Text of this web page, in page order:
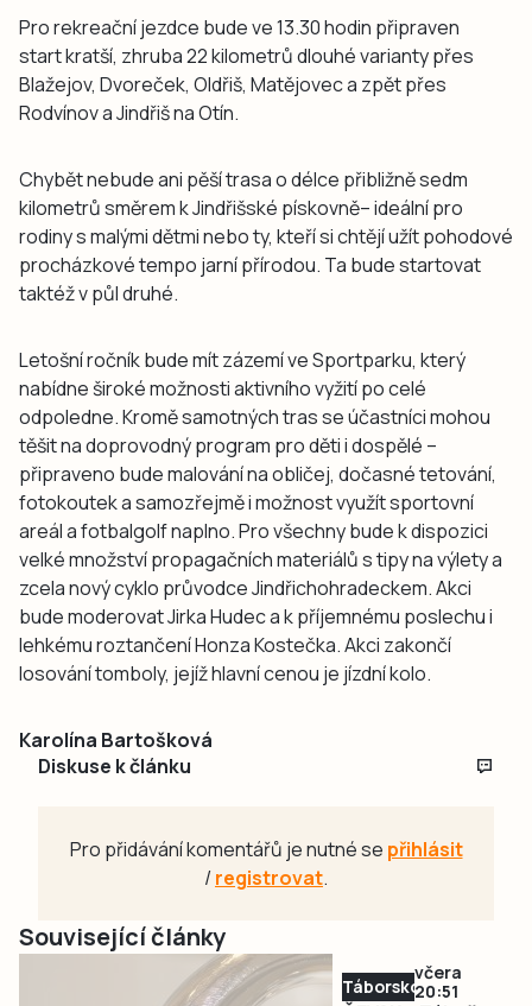
Pro rekreační jezdce bude ve 13.30 hodin připraven
start kratší, zhruba 22 kilometrů dlouhé varianty přes
Blažejov, Dvoreček, Oldřiš, Matějovec a zpět přes
Rodvínov a Jindřiš na Otín.
Chybět nebude ani pěší trasa o délce přibližně sedm
kilometrů směrem k Jindřišské pískovně– ideální pro
rodiny s malými dětmi nebo ty, kteří si chtějí užít pohodové
procházkové tempo jarní přírodou. Ta bude startovat
taktéž v půl druhé.
Letošní ročník bude mít zázemí ve Sportparku, který
nabídne široké možnosti aktivního vyžití po celé
odpoledne. Kromě samotných tras se účastníci mohou
těšit na doprovodný program pro děti i dospělé –
připraveno bude malování na obličej, dočasné tetování,
fotokoutek a samozřejmě i možnost využít sportovní
areál a fotbalgolf naplno. Pro všechny bude k dispozici
velké množství propagačních materiálů s tipy na výlety a
zcela nový cyklo průvodce Jindřichohradeckem. Akci
bude moderovat Jirka Hudec a k příjemnému poslechu i
lehkému roztančení Honza Kostečka. Akci zakončí
losování tomboly, jejíž hlavní cenou je jízdní kolo.
Karolína Bartošková
Diskuse k článku
Pro přidávání komentářů je nutné se přihlásit
/registrovat.
Související články
Táborsko
včera
20:51